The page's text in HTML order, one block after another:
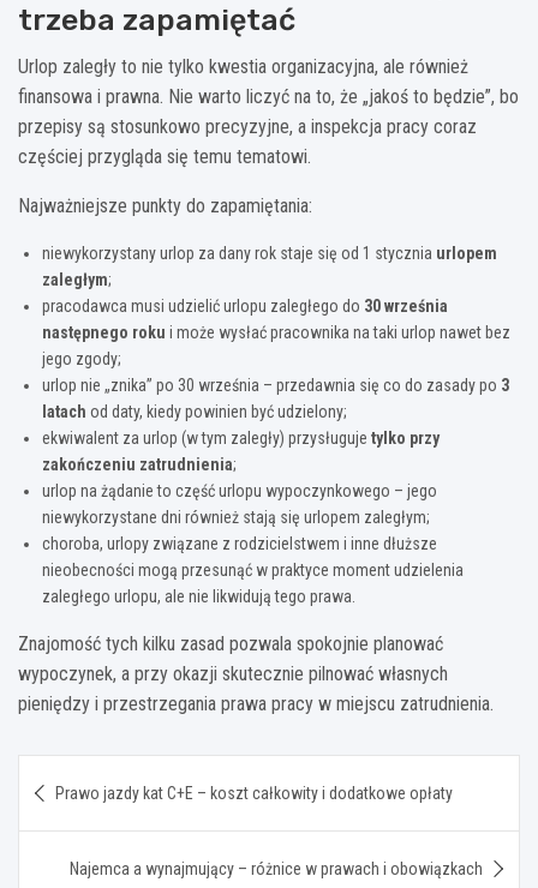
trzeba zapamiętać
Urlop zaległy to nie tylko kwestia organizacyjna, ale również
finansowa i prawna. Nie warto liczyć na to, że „jakoś to będzie”, bo
przepisy są stosunkowo precyzyjne, a inspekcja pracy coraz
częściej przygląda się temu tematowi.
Najważniejsze punkty do zapamiętania:
niewykorzystany urlop za dany rok staje się od 1 stycznia urlopem
zaległym;
pracodawca musi udzielić urlopu zaległego do 30 września
następnego roku i może wysłać pracownika na taki urlop nawet bez
jego zgody;
urlop nie „znika” po 30 września – przedawnia się co do zasady po 3
latach od daty, kiedy powinien być udzielony;
ekwiwalent za urlop (w tym zaległy) przysługuje tylko przy
zakończeniu zatrudnienia;
urlop na żądanie to część urlopu wypoczynkowego – jego
niewykorzystane dni również stają się urlopem zaległym;
choroba, urlopy związane z rodzicielstwem i inne dłuższe
nieobecności mogą przesunąć w praktyce moment udzielenia
zaległego urlopu, ale nie likwidują tego prawa.
Znajomość tych kilku zasad pozwala spokojnie planować
wypoczynek, a przy okazji skutecznie pilnować własnych
pieniędzy i przestrzegania prawa pracy w miejscu zatrudnienia.
wpisu
Prawo jazdy kat C+E – koszt całkowity i dodatkowe opłaty
Najemca a wynajmujący – różnice w prawach i obowiązkach